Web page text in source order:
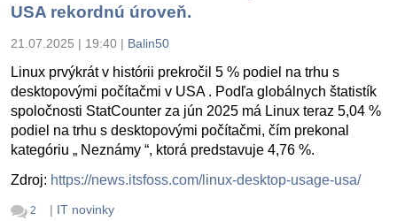
USA rekordnú úroveň.
21.07.2025 | 19:40 | Balin50
Linux prvýkrát v histórii prekročil 5 % podiel na trhu s
desktopovými počítačmi v USA . Podľa globálnych štatistík
spoločnosti StatCounter za jún 2025 má Linux teraz 5,04 %
podiel na trhu s desktopovými počítačmi, čím prekonal
kategóriu „ Neznámy “, ktorá predstavuje 4,76 %.
Zdroj: https://news.itsfoss.com/linux-desktop-usage-usa/
2 | IT novinky